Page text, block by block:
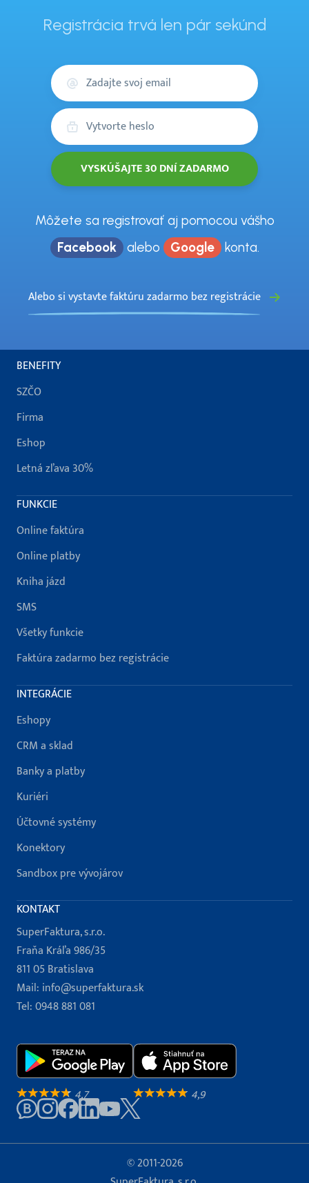
Registrácia trvá len pár sekúnd
Váš
Môžete sa registrovať aj pomocou vášho
Facebook alebo Google konta.
Alebo si vystavte faktúru zadarmo bez registrácie
BENEFITY
SZČO
Firma
Eshop
Letná zľava 30%
FUNKCIE
Online faktúra
Online platby
Kniha jázd
SMS
Všetky funkcie
Faktúra zadarmo bez registrácie
INTEGRÁCIE
Eshopy
CRM a sklad
Banky a platby
Kuriéri
Účtovné systémy
Konektory
Sandbox pre vývojárov
KONTAKT
SuperFaktura, s.r.o.
Fraňa Kráľa 986/35
811 05 Bratislava
Mail: info@superfaktura.sk
Tel:0948 881 081
4,7 4,9
© 2011-2026